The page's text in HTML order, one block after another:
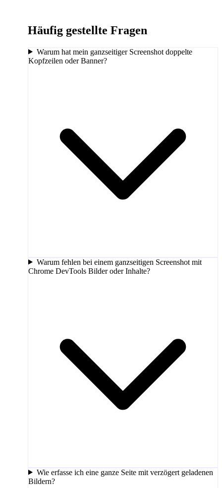
Häufig gestellte Fragen
Warum hat mein ganzseitiger Screenshot doppelte
Kopfzeilen oder Banner?
Warum fehlen bei einem ganzseitigen Screenshot mit
Chrome DevTools Bilder oder Inhalte?
Wie erfasse ich eine ganze Seite mit verzögert geladenen
Bildern?